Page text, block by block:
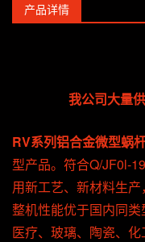
产品详情
我公司大量
RV系列铝合金微型蜗
型产品。符合Q/JF0l-
用新工艺、新材料生
整机性能优于国内同类
医疗、玻璃、陶瓷、